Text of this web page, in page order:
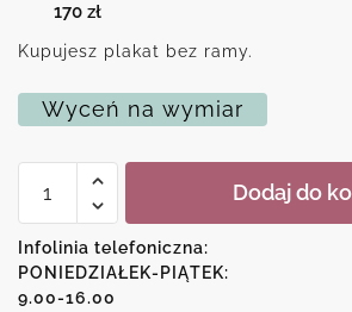
170 zł
Kupujesz plakat bez ramy.
Wyceń na wymiar
Plakat-
na
tle
muru
Dodaj do
Infolinia telefoniczna:
PONIEDZIAŁEK-PIĄTEK:
9.00-16.00